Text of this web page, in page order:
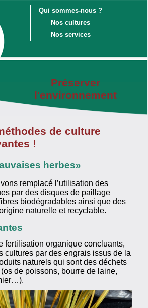
de culture
!
herbes»
remplacé l’utilisation des
par des disques de paillage
biodégradables ainsi que des
naturelle et recyclable.
fertilisation organique concluants,
cultures par des engrais issus de la
naturels qui sont des déchets
de poissons, bourre de laine,
Préserver
l'environnement
Qui sommes-nous ?
Nos cultures
Nos services